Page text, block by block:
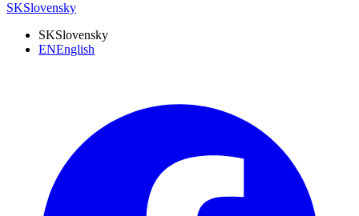
SKSlovensky
SKSlovensky
ENEnglish